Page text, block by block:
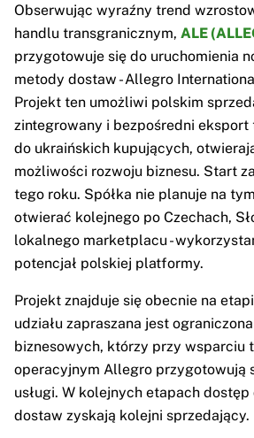
Obserwując wyraźny trend
handlu transgranicznym, ALE
przygotowuje się do uruchomienia
metody dostaw - Allegro
Projekt ten umożliwi polskim
zintegrowany i bezpośredni eksport
do ukraińskich kupujących,
możliwości rozwoju biznesu. Start
tego roku. Spółka nie planuje na
otwierać kolejnego po Czechach,
lokalnego marketplacu -
potencjał polskiej platformy.
Projekt znajduje się obecnie na
udziału zapraszana jest
biznesowych, którzy przy wsparciu
operacyjnym Allegro przygotowują
usługi. W kolejnych etapach
dostaw zyskają kolejni sprzedający.